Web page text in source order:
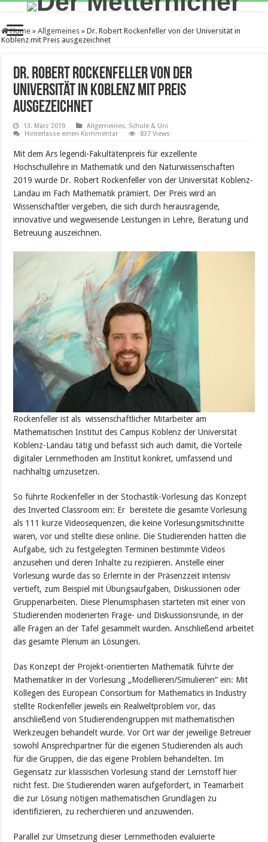
Home » Allgemeines » Dr. Robert Rockenfeller von der Universität in
Koblenz mit Preis ausgezeichnet
Dr. Robert Rockenfeller von der
Universität in Koblenz mit Preis
ausgezeichnet
13. März 2019 Allgemeines, Schule & Uni
Hinterlasse einen Kommentar
837 Views
Mit dem Ars legendi-Fakultätenpreis für exzellente
Hochschullehre in Mathematik und den Naturwissenschaften
2019 wurde Dr. Robert Rockenfeller von der Universität Koblenz-
Landau im Fach Mathematik prämiert. Der Preis wird an
Wissenschaftler vergeben, die sich durch herausragende,
innovative und wegweisende Leistungen in Lehre, Beratung und
Betreuung auszeichnen.
Rockenfeller ist als wissenschaftlicher Mitarbeiter am
Mathematischen Institut des Campus Koblenz der Universität
Koblenz-Landau tätig und befasst sich auch damit, die Vorteile
digitaler Lernmethoden am Institut konkret, umfassend und
nachhaltig umzusetzen.
So führte Rockenfeller in der Stochastik-Vorlesung das Konzept
des Inverted Classroom ein: Er bereitete die gesamte Vorlesung
als 111 kurze Videosequenzen, die keine Vorlesungsmitschnitte
waren, vor und stellte diese online. Die Studierenden hatten die
Aufgabe, sich zu festgelegten Terminen bestimmte Videos
anzusehen und deren Inhalte zu rezipieren. Anstelle einer
Vorlesung wurde das so Erlernte in der Präsenzzeit intensiv
vertieft, zum Beispiel mit Übungsaufgaben, Diskussionen oder
Gruppenarbeiten. Diese Plenumsphasen starteten mit einer von
Studierenden moderierten Frage- und Diskussionsrunde, in der
alle Fragen an der Tafel gesammelt wurden. Anschließend arbeitet
das gesamte Plenum an Lösungen.
Das Konzept der Projekt-orientierten Mathematik führte der
Mathematiker in der Vorlesung „Modellieren/Simulieren“ ein: Mit
Kollegen des European Consortium for Mathematics in Industry
stellte Rockenfeller jeweils ein Realweltproblem vor, das
anschließend von Studierendengruppen mit mathematischen
Werkzeugen behandelt wurde. Vor Ort war der jeweilige Betreuer
sowohl Ansprechpartner für die eigenen Studierenden als auch
für die Gruppen, die das eigene Problem behandelten. Im
Gegensatz zur klassischen Vorlesung stand der Lernstoff hier
nicht fest. Die Studierenden waren aufgefordert, in Teamarbeit
die zur Lösung nötigen mathematischen Grundlagen zu
identifizieren, zu recherchieren und anzuwenden.
Parallel zur Umsetzung dieser Lernmethoden evaluierte